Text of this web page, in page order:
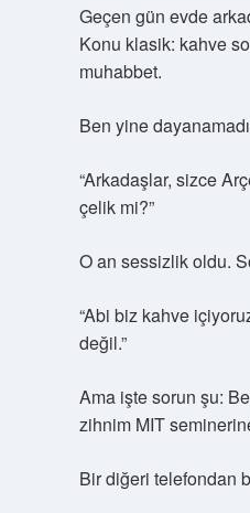
Geçen gün evde
Konu klasik: kahve
muhabbet.
Ben yine
“Arkadaşlar, sizce
çelik mi?”
O an sessizlik oldu.
“Abi biz kahve
değil.”
Ama işte sorun şu:
zihnim MIT
Bir diğeri telefondan